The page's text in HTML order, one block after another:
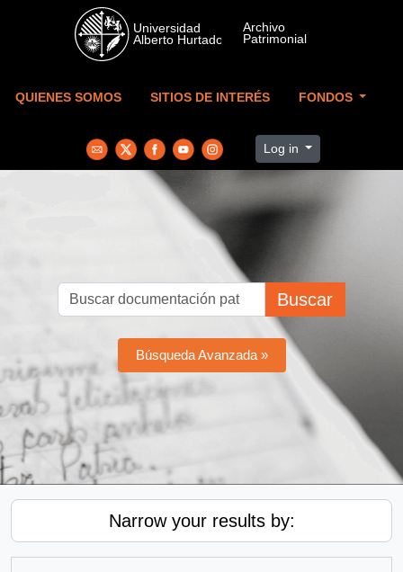
Skip to main content
QUIENES SOMOS SITIOS DE INTERÉS FONDOS
Log in
Buscar
Búsqueda Avanzada »
Narrow your results by: